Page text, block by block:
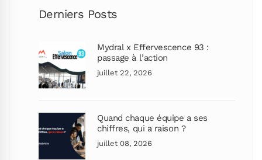
Derniers Posts
Mydral x Effervescence 93 :
passage à l’action
juillet 22, 2026
Quand chaque équipe a ses
chiffres, qui a raison ?
juillet 08, 2026